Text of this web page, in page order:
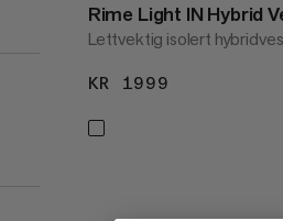
Rime Light IN Hybrid
Lettvektig isolert
KR 1999